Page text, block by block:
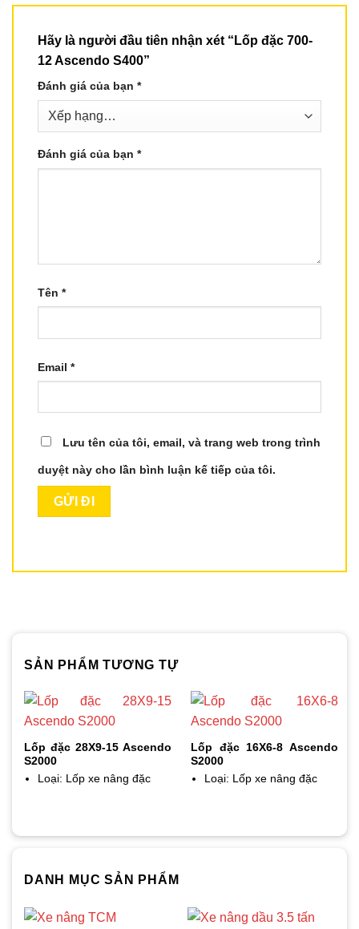
Hãy là người đầu tiên nhận xét “Lốp đặc 700-
12 Ascendo S400”
Đánh giá của bạn *
Đánh giá của bạn *
Tên *
Email *
Lưu tên của tôi, email, và trang web trong trình
duyệt này cho lần bình luận kế tiếp của tôi.
SẢN PHẨM TƯƠNG TỰ
Lốp đặc 28X9-15 Ascendo
S2000
Loại: Lốp xe nâng đặc
Lốp đặc 16X6-8 Ascendo
S2000
Loại: Lốp xe nâng đặc
DANH MỤC SẢN PHẨM